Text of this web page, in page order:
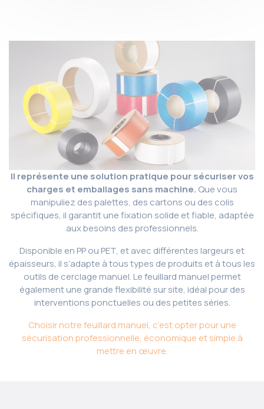
Il représente une solution pratique pour sécuriser vos
charges et emballages sans machine. Que vous
manipuliez des palettes, des cartons ou des colis
spécifiques, il garantit une fixation solide et fiable, adaptée
aux besoins des professionnels.
Disponible en PP ou PET, et avec différentes largeurs et
épaisseurs, il s’adapte à tous types de produits et à tous les
outils de cerclage manuel. Le feuillard manuel permet
également une grande flexibilité sur site, idéal pour des
interventions ponctuelles ou des petites séries.
Choisir notre feuillard manuel, c’est opter pour une
sécurisation professionnelle, économique et simple à
mettre en œuvre.